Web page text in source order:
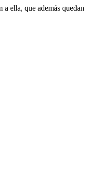
ella, que además quedan